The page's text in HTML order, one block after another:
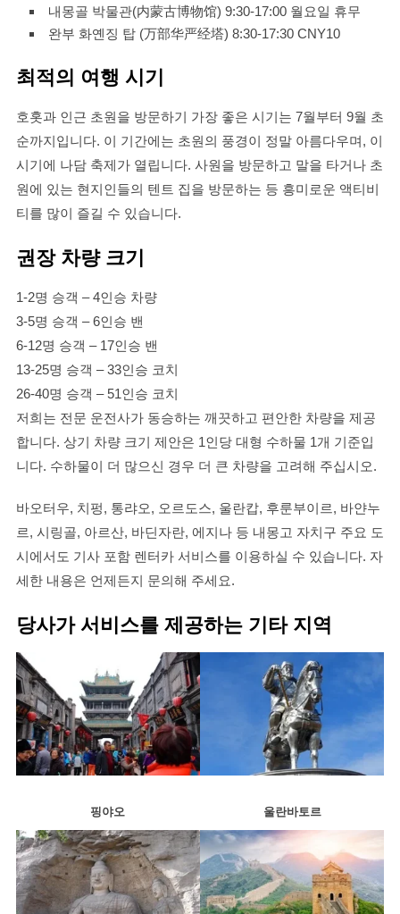
내몽골 박물관(内蒙古博物馆) 9:30-17:00 월요일 휴무
완부 화옌징 탑 (万部华严经塔) 8:30-17:30 CNY10
최적의 여행 시기
호홋과 인근 초원을 방문하기 가장 좋은 시기는 7월부터 9월 초
순까지입니다. 이 기간에는 초원의 풍경이 정말 아름다우며, 이
시기에 나담 축제가 열립니다. 사원을 방문하고 말을 타거나 초
원에 있는 현지인들의 텐트 집을 방문하는 등 흥미로운 액티비
티를 많이 즐길 수 있습니다.
권장 차량 크기
1-2명 승객 – 4인승 차량
3-5명 승객 – 6인승 밴
6-12명 승객 – 17인승 밴
13-25명 승객 – 33인승 코치
26-40명 승객 – 51인승 코치
저희는 전문 운전사가 동승하는 깨끗하고 편안한 차량을 제공
합니다. 상기 차량 크기 제안은 1인당 대형 수하물 1개 기준입
니다. 수하물이 더 많으신 경우 더 큰 차량을 고려해 주십시오.
바오터우, 치펑, 통랴오, 오르도스, 울란캅, 후룬부이르, 바얀누
르, 시링골, 아르산, 바딘자란, 에지나 등 내몽고 자치구 주요 도
시에서도 기사 포함 렌터카 서비스를 이용하실 수 있습니다. 자
세한 내용은 언제든지 문의해 주세요.
당사가 서비스를 제공하는 기타 지역
핑야오 울란바토르